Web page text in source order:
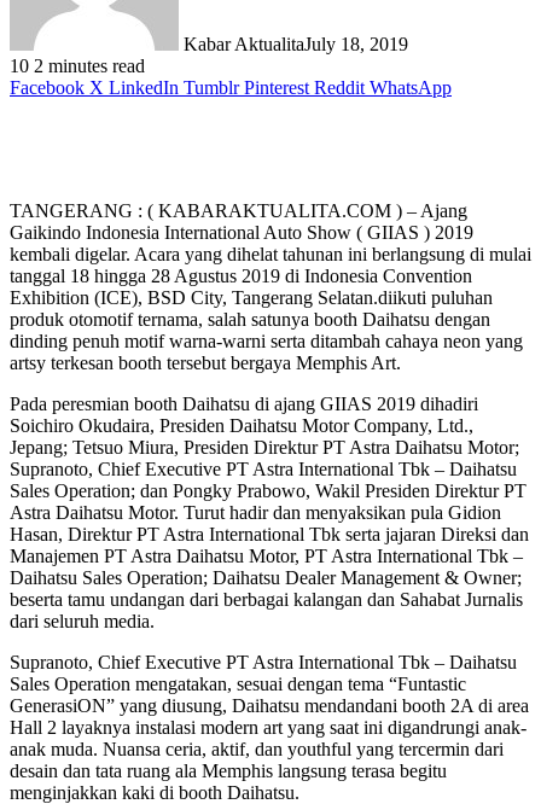
Kabar AktualitaJuly 18, 2019
10 2 minutes read
Facebook X LinkedIn Tumblr Pinterest Reddit WhatsApp
TANGERANG : ( KABARAKTUALITA.COM ) – Ajang
Gaikindo Indonesia International Auto Show ( GIIAS ) 2019
kembali digelar. Acara yang dihelat tahunan ini berlangsung di mulai
tanggal 18 hingga 28 Agustus 2019 di Indonesia Convention
Exhibition (ICE), BSD City, Tangerang Selatan.diikuti puluhan
produk otomotif ternama, salah satunya booth Daihatsu dengan
dinding penuh motif warna-warni serta ditambah cahaya neon yang
artsy terkesan booth tersebut bergaya Memphis Art.
Pada peresmian booth Daihatsu di ajang GIIAS 2019 dihadiri
Soichiro Okudaira, Presiden Daihatsu Motor Company, Ltd.,
Jepang; Tetsuo Miura, Presiden Direktur PT Astra Daihatsu Motor;
Supranoto, Chief Executive PT Astra International Tbk – Daihatsu
Sales Operation; dan Pongky Prabowo, Wakil Presiden Direktur PT
Astra Daihatsu Motor. Turut hadir dan menyaksikan pula Gidion
Hasan, Direktur PT Astra International Tbk serta jajaran Direksi dan
Manajemen PT Astra Daihatsu Motor, PT Astra International Tbk –
Daihatsu Sales Operation; Daihatsu Dealer Management & Owner;
beserta tamu undangan dari berbagai kalangan dan Sahabat Jurnalis
dari seluruh media.
Supranoto, Chief Executive PT Astra International Tbk – Daihatsu
Sales Operation mengatakan, sesuai dengan tema “Funtastic
GenerasiON” yang diusung, Daihatsu mendandani booth 2A di area
Hall 2 layaknya instalasi modern art yang saat ini digandrungi anak-
anak muda. Nuansa ceria, aktif, dan youthful yang tercermin dari
desain dan tata ruang ala Memphis langsung terasa begitu
menginjakkan kaki di booth Daihatsu.